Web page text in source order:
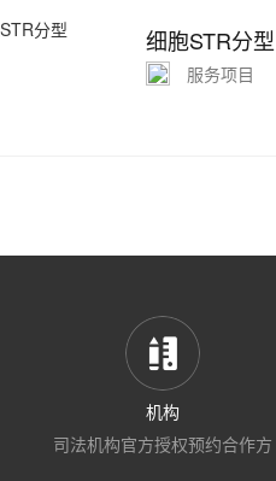
细胞STR分型
服务项目
机构
司法机构官方授权预约合作方